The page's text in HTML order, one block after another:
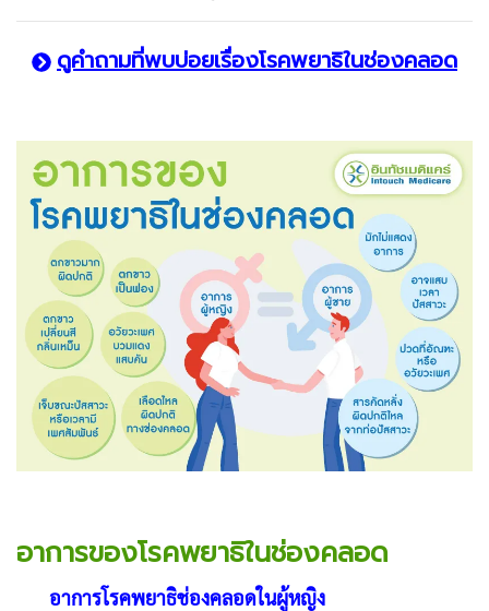
ดูคำถามที่พบบ่อยเรื่องโรคพยาธิในช่องคลอด
อาการของโรคพยาธิในช่องคลอด
อาการโรคพยาธิช่องคลอดในผู้หญิง